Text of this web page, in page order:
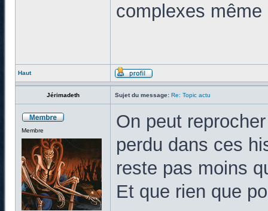
complexes
Haut
Jérimadeth Sujet du message: Re: Topic actu
Membre
On peut
perdu dans ces
reste pas moins
Et que rien que